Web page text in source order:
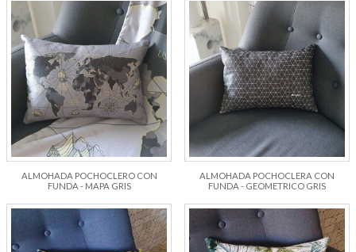
ALMOHADA POCHOCLERO CON
FUNDA - MAPA GRIS
ALMOHADA POCHOCLERA CON
FUNDA - GEOMETRICO GRIS